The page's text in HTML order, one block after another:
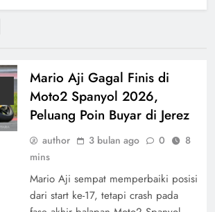
Mario Aji Gagal Finis di
Moto2 Spanyol 2026,
Peluang Poin Buyar di Jerez
author 3 bulan ago 0
8
mins
Mario Aji sempat memperbaiki posisi
dari start ke-17, tetapi crash pada